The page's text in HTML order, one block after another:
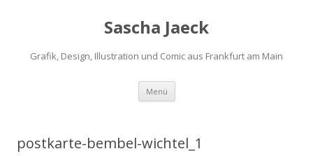
Sascha Jaeck
Grafik, Design, Illustration und Comic aus Frankfurt am Main
Menü Zum
springen
postkarte-bembel-wichtel_1